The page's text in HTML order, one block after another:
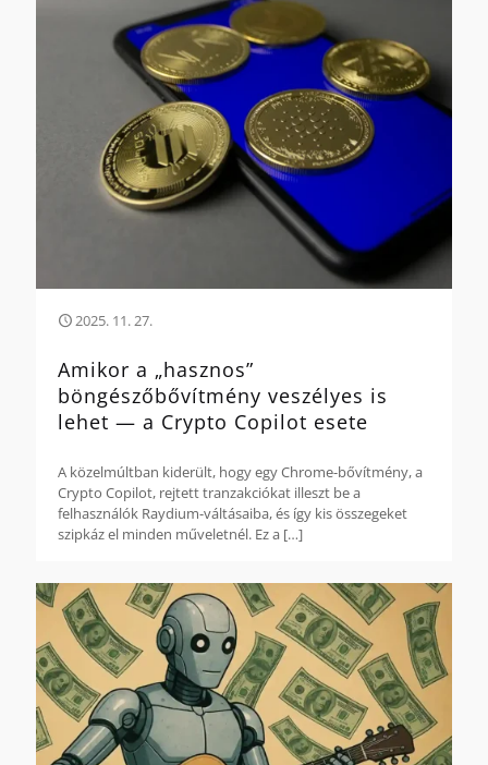
2025. 11. 27.
Amikor a „hasznos”
böngészőbővítmény veszélyes is
lehet — a Crypto Copilot esete
A közelmúltban kiderült, hogy egy Chrome-bővítmény, a
Crypto Copilot, rejtett tranzakciókat illeszt be a
felhasználók Raydium-váltásaiba, és így kis összegeket
szipkáz el minden műveletnél. Ez a […]